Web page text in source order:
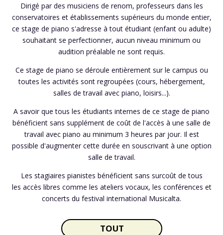
Dirigé par des musiciens de renom, professeurs dans les
conservatoires et établissements supérieurs du monde entier,
ce stage de piano s'adresse à tout étudiant (enfant ou adulte)
souhaitant se perfectionner, aucun niveau minimum ou
audition préalable ne sont requis.
Ce stage de piano se déroule entièrement sur le campus ou
toutes les activités sont regroupées (cours, hébergement,
salles de travail avec piano, loisirs...).
A savoir que tous les étudiants internes de ce stage de piano
bénéficient sans supplément de coût de l'accès à une salle de
travail avec piano au minimum 3 heures par jour. Il est
possible d'augmenter cette durée en souscrivant à une option
salle de travail.
Les stagiaires pianistes bénéficient sans surcoût de tous
les accès libres comme les ateliers vocaux, les conférences et
concerts du festival international Musicalta.
TOUT